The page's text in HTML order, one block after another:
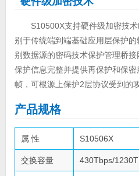
S10500X支持硬件级加密技
别于传统端到端基础应用层保护
别数据源的密码技术保护管理桥接
保护信息完整并提供再保护和保
帧，可根源上保护2层协议受到的攻
产品规格
属 性 S10506X
交换容量 430Tbps/